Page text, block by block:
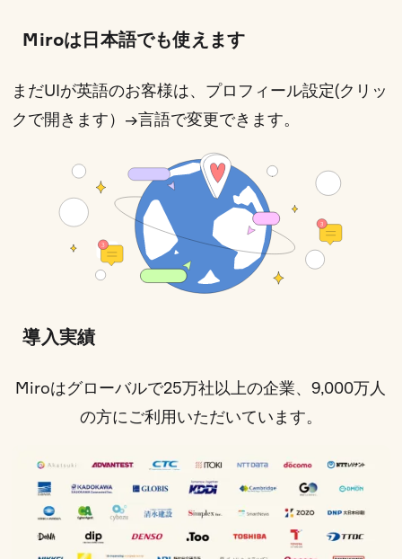
Miroは日本語でも使えます
まだUIが英語のお客様は、 プロフィール設定(クリッ
クで開きます） →言語で変更できます。
導入実績
Miroはグローバルで25万社以上の企業、9,000万人
の方にご利用いただいています。